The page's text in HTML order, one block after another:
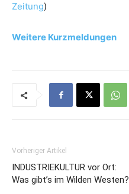
Zeitung)
Weitere Kurzmeldungen
Vorheriger Artikel
INDUSTRIEKULTUR vor Ort:
Was gibt’s im Wilden Westen?